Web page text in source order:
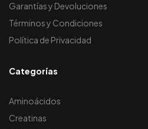
Garantías y Devoluciones
Términos y Condiciones
Política de Privacidad
Categorías
Aminoácidos
Creatinas